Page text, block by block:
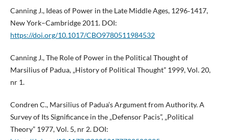
Canning J., Ideas of Power in the Late Middle Ages, 1296‑1417,
New York–Cambridge 2011. DOI:
https://doi.org/10.1017/CBO9780511984532
Canning J., The Role of Power in the Political Thought of
Marsilius of Padua, „History of Political Thought” 1999, Vol. 20,
nr 1.
Condren C., Marsilius of Padua’s Argument from Authority. A
Survey of Its Significance in the „Defensor Pacis”, „Political
Theory” 1977, Vol. 5, nr 2. DOI: